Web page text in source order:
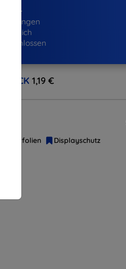
1,19 €
Schutzfolien Displayschutz